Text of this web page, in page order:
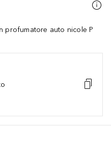
profumatore auto nicole P